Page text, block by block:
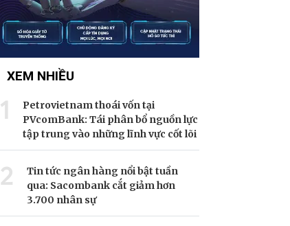
XEM NHIỀU
1
Petrovietnam thoái vốn tại
PVcomBank: Tái phân bổ nguồn lực
tập trung vào những lĩnh vực cốt lõi
2
Tin tức ngân hàng nổi bật tuần
qua: Sacombank cắt giảm hơn
3.700 nhân sự